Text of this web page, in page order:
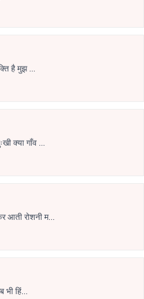
है मुझ ...
क्या गाँव ...
से छन कर आती रोशनी म...
हिं...